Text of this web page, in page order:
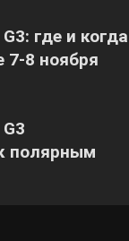
где и когда
7-8 ноября
полярным